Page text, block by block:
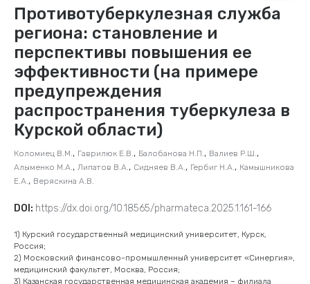
Противотуберкулезная служба
региона: становление и
перспективы повышения ее
эффективности (на примере
предупреждения
распространения туберкулеза в
Курской области)
1) Курский государственный медицинский университет, Курск,
Россия;
2) Московский финансово-промышленный университет «Синергия»,
медицинский факультет, Москва, Россия;
3) Казанская государственная медицинская академия – филиала
DOI: https://dx.doi.org/10.18565/pharmateca.2025.1.161-166
Коломиец В.М., Гаврилюк Е.В., Балобанова Н.П., Валиев Р.Ш.,
Алыменко М.А., Липатов В.А., Сидняев В.А., Гербиг Н.А., Камышникова
Е.А., Веряскина А.В.